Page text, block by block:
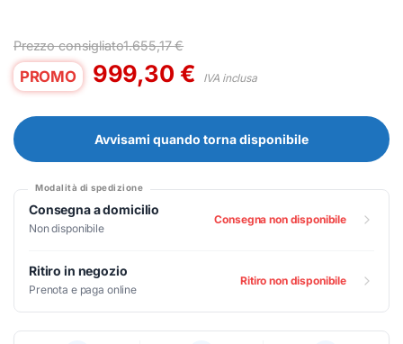
Prezzo consigliato1.655,17€
PROMO 999,30 € IVA inclusa
Avvisami quando torna disponibile
Modalità di spedizione
Consegna a domicilio
Non disponibile
Consegna non disponibile
Ritiro in negozio
Prenota e paga online
Ritiro non disponibile